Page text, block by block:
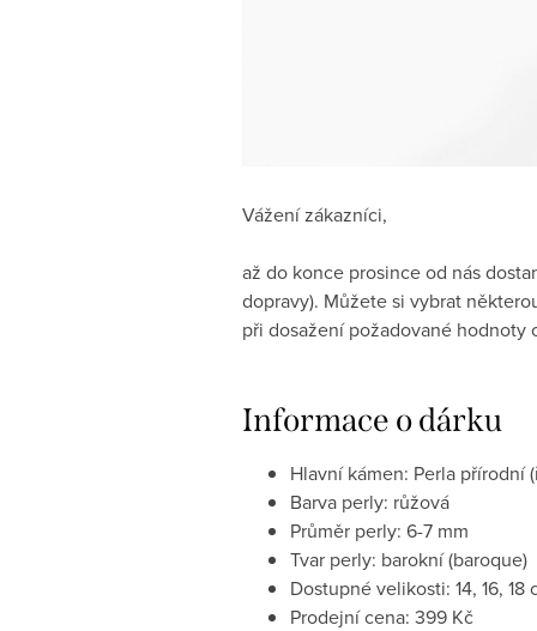
Vážení zákazníci,
až do konce prosince od nás
dopravy). Můžete si vybrat
při dosažení požadované hodnoty
Informace o dárku
Hlavní kámen: Perla přírodní
Barva perly: růžová
Průměr perly: 6-7 mm
Tvar perly: barokní (baroque)
Dostupné velikosti: 14, 16, 18
Prodejní cena: 399 Kč